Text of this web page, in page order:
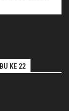
KE 22